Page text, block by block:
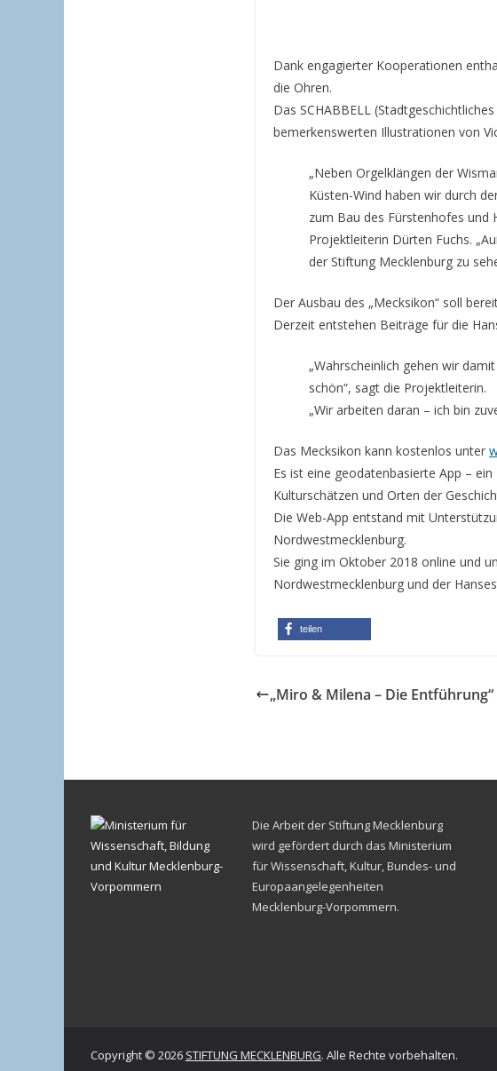
Dank engagierter Kooperationen
die Ohren.
Das SCHABBELL
bemerkenswerten Illustrationen von
„Neben Orgelklängen der
Küsten-Wind haben wir durch
zum Bau des Fürstenhofes und
Projektleiterin Dürten Fuchs.
der Stiftung Mecklenburg zu
Der Ausbau des „Mecksikon“ soll
Derzeit entstehen Beiträge für die
„Wahrscheinlich gehen wir
schön“, sagt die Projektleiterin.
„Wir arbeiten daran – ich bin
Das Mecksikon kann kostenlos unter
Es ist eine geodatenbasierte App –
Kulturschätzen und Orten der
Die Web-App entstand mit
Nordwestmecklenburg.
Sie ging im Oktober 2018 online und
Nordwestmecklenburg und der
teilen
„Miro & Milena – Die Entführung“
Die Arbeit der Stiftung Mecklenburg
wird gefördert durch das Ministerium
für Wissenschaft, Kultur, Bundes- und
Europaangelegenheiten
Mecklenburg-Vorpommern.
Copyright © 2026 STIFTUNG MECKLENBURG. Alle Rechte vorbehalten.